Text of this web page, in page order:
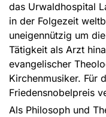
das Urwaldhospital
in der Folgezeit
uneigennützig um
Tätigkeit als Arzt
evangelischer
Kirchenmusiker. Für
Friedensnobelpreis
Als Philosoph und